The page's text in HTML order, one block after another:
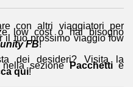
con altri viaggiatori per
low cost o hai bisogno
il tuo prossimo viaggio low
FB!
dei desideri? Visita la
nella sezionePacchettie
qui!